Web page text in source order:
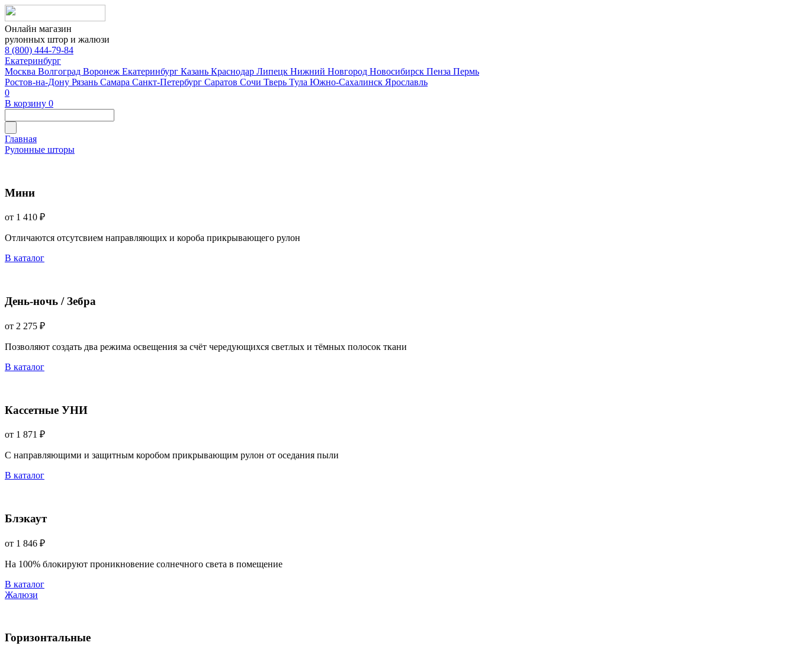
Онлайн магазин
рулонных штор и жалюзи
8 (800) 444-79-84
Екатеринбург
Москва Волгоград Воронеж Екатеринбург Казань Краснодар Липецк Нижний Новгород Новосибирск Пенза Пермь
Ростов-на-Дону Рязань Самара Санкт-Петербург Саратов Сочи Тверь Тула Южно-Сахалинск Ярославль
0
В корзину 0
Главная
Рулонные шторы
Мини
от 1 410 ₽
Отличаются отсутсвием направляющих и короба прикрывающего рулон
В каталог
День-ночь / Зебра
от 2 275 ₽
Позволяют создать два режима освещения за счёт чередующихся светлых и тёмных полосок ткани
В каталог
Кассетные УНИ
от 1 871 ₽
С направляющими и защитным коробом прикрывающим рулон от оседания пыли
В каталог
Блэкаут
от 1 846 ₽
На 100% блокируют проникновение солнечного света в помещение
В каталог
Жалюзи
Горизонтальные